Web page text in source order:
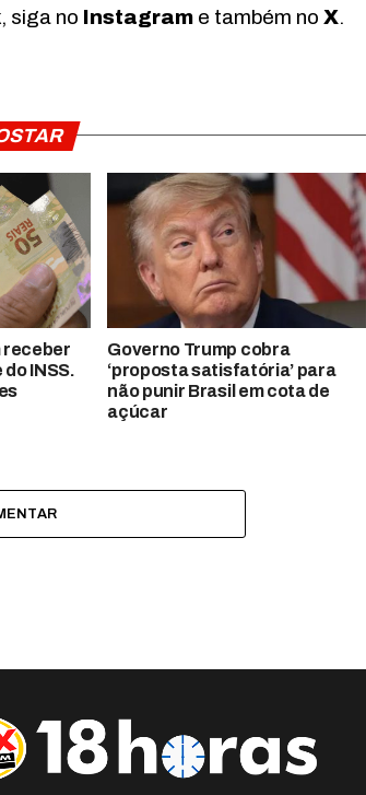
, siga no Instagram e também no X.
receber
INSS.
Governo Trump cobra
‘proposta satisfatória’ para
não punir Brasil em cota de
açúcar